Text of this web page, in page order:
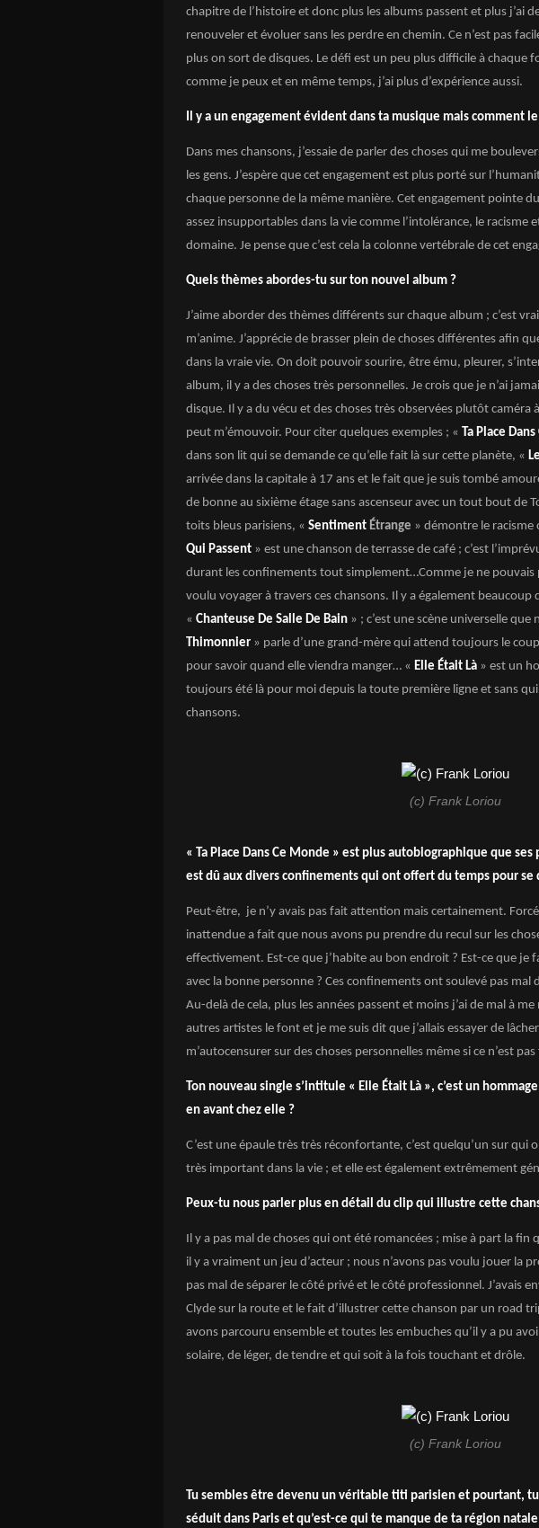
chapitre de l’histoire et donc plus les albums passent et plus j’ai
renouveler et évoluer sans les perdre en chemin. Ce n’est pas
plus on sort de disques. Le défi est un peu plus difficile à chaque
comme je peux et en même temps, j’ai plus d’expérience aussi.
Il y a un engagement évident dans ta musique mais comment
Dans mes chansons, j’essaie de parler des choses qui me
les gens. J’espère que cet engagement est plus porté sur
chaque personne de la même manière. Cet engagement pointe
assez insupportables dans la vie comme l’intolérance, le racisme
domaine. Je pense que c’est cela la colonne vertébrale de cet
Quels thèmes abordes-tu sur ton nouvel album ?
J’aime aborder des thèmes différents sur chaque album ; c’est
m’anime. J’apprécie de brasser plein de choses différentes afin
dans la vraie vie. On doit pouvoir sourire, être ému, pleurer,
album, il y a des choses très personnelles. Je crois que je n’ai
disque. Il y a du vécu et des choses très observées plutôt caméra
peut m’émouvoir. Pour citer quelques exemples ; « Ta Place
dans son lit qui se demande ce qu’elle fait là sur cette planète, «
arrivée dans la capitale à 17 ans et le fait que je suis tombé
de bonne au sixième étage sans ascenseur avec un tout bout de
toits bleus parisiens, « Sentiment Étrange » démontre le racisme
Qui Passent » est une chanson de terrasse de café ; c’est
durant les confinements tout simplement…Comme je ne pouvais
voulu voyager à travers ces chansons. Il y a également
« Chanteuse De Salle De Bain » ; c’est une scène universelle que
Thimonnier » parle d’une grand-mère qui attend toujours le
pour savoir quand elle viendra manger… « Elle Était Là » est un
toujours été là pour moi depuis la toute première ligne et sans qui
chansons.
(c) Frank Loriou
« Ta Place Dans Ce Monde » est plus autobiographique que
est dû aux divers confinements qui ont offert du temps pour se
Peut-être, je n’y avais pas fait attention mais certainement.
inattendue a fait que nous avons pu prendre du recul sur les
effectivement. Est-ce que j’habite au bon endroit ? Est-ce que je
avec la bonne personne ? Ces confinements ont soulevé pas mal
Au-delà de cela, plus les années passent et moins j’ai de mal à
autres artistes le font et je me suis dit que j’allais essayer de
m’autocensurer sur des choses personnelles même si ce n’est
Ton nouveau single s’intitule « Elle Était Là », c’est un
en avant chez elle ?
C’est une épaule très très réconfortante, c’est quelqu’un sur qui
très important dans la vie ; et elle est également extrêmement
Peux-tu nous parler plus en détail du clip qui illustre cette
Il y a pas mal de choses qui ont été romancées ; mise à part la fin
il y a vraiment un jeu d’acteur ; nous n’avons pas voulu jouer la
pas mal de séparer le côté privé et le côté professionnel. J’avais
Clyde sur la route et le fait d’illustrer cette chanson par un road
avons parcouru ensemble et toutes les embuches qu’il y a pu
solaire, de léger, de tendre et qui soit à la fois touchant et drôle.
(c) Frank Loriou
Tu sembles être devenu un véritable titi parisien et pourtant, tu
séduit dans Paris et qu’est-ce qui te manque de ta région natale